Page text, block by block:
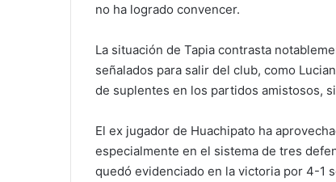
no ha logrado convencer.
La situación de Tapia contrasta
señalados para salir del club, como
de suplentes en los partidos amistosos,
El ex jugador de Huachipato ha
especialmente en el sistema de tres
quedó evidenciado en la victoria por 4-1